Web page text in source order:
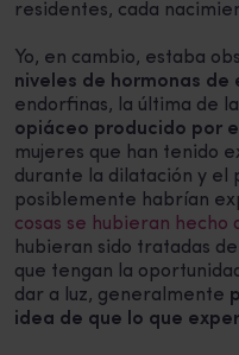
residentes, cada
Yo, en cambio, estaba
niveles de hormonas de
endorfinas, la última de
opiáceo producido por
mujeres que han tenido
durante la dilatación y el
posiblemente habrían
cosas se hubieran
hubieran sido tratadas
que tengan la
dar a luz, generalmente
idea de que lo que